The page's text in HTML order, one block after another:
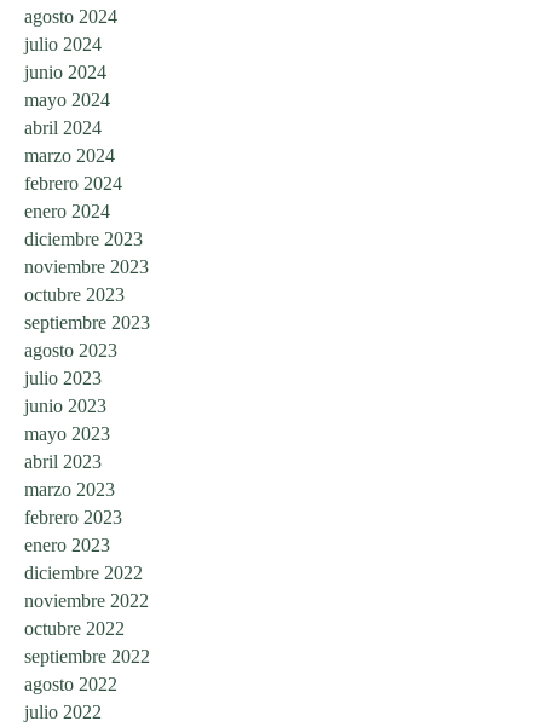
agosto 2024
julio 2024
junio 2024
mayo 2024
abril 2024
marzo 2024
febrero 2024
enero 2024
diciembre 2023
noviembre 2023
octubre 2023
septiembre 2023
agosto 2023
julio 2023
junio 2023
mayo 2023
abril 2023
marzo 2023
febrero 2023
enero 2023
diciembre 2022
noviembre 2022
octubre 2022
septiembre 2022
agosto 2022
julio 2022